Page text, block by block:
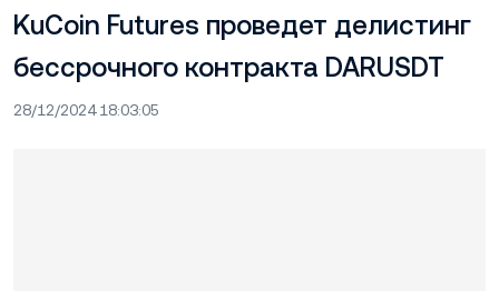
KuCoin Futures проведет делистинг
бессрочного контракта DARUSDT
28/12/2024 18:03:05